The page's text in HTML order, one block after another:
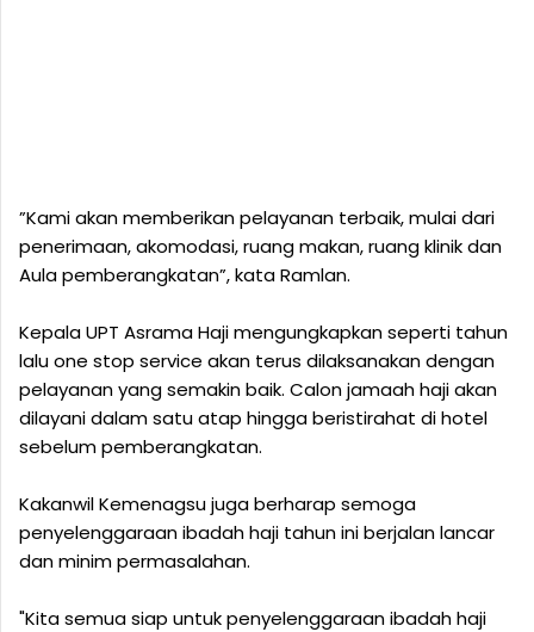
”Kami akan memberikan pelayanan terbaik, mulai dari
penerimaan, akomodasi, ruang makan, ruang klinik dan
Aula pemberangkatan”, kata Ramlan.
Kepala UPT Asrama Haji mengungkapkan seperti tahun
lalu one stop service akan terus dilaksanakan dengan
pelayanan yang semakin baik. Calon jamaah haji akan
dilayani dalam satu atap hingga beristirahat di hotel
sebelum pemberangkatan.
Kakanwil Kemenagsu juga berharap semoga
penyelenggaraan ibadah haji tahun ini berjalan lancar
dan minim permasalahan.
"Kita semua siap untuk penyelenggaraan ibadah haji